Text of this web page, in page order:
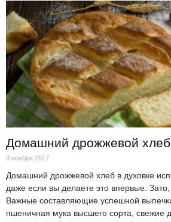
Домашний дрожжевой хлеб
3 ноября 2017
Домашний дрожжевой хлеб в духовке
даже если вы делаете это впервые. Зато,
Важные составляющие успешной
пшеничная мука высшего сорта, свежие